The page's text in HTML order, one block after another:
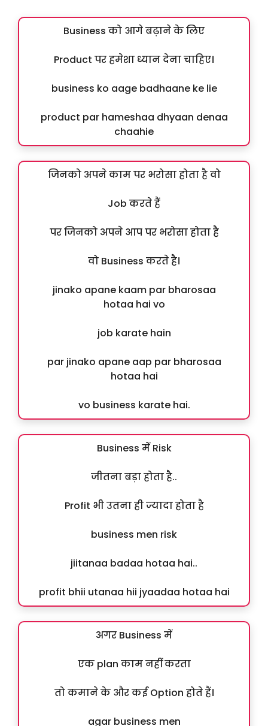
Business को आगे बढ़ाने के लिए
Product पर हमेशा ध्यान देना चाहिए।
business ko aage badhaane ke lie
product par hameshaa dhyaan denaa
chaahie
जिनको अपने काम पर भरोसा होता है वो
Job करते हैं
पर जिनको अपने आप पर भरोसा होता है
वो Business करते है।
jinako apane kaam par bharosaa
hotaa hai vo
job karate hain
par jinako apane aap par bharosaa
hotaa hai
vo business karate hai.
Business में Risk
जीतना बड़ा होता है..
Profit भी उतना ही ज्यादा होता है
business men risk
jiitanaa badaa hotaa hai..
profit bhii utanaa hii jyaadaa hotaa hai
अगर Business में
एक plan काम नहीं करता
तो कमाने के और कई Option होते हैं।
agar business men